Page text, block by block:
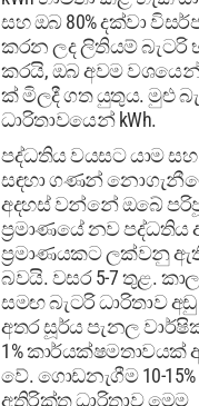
සහ ඔබ 80% දක්වා
කරන ලද ලිතියම් බැටරි
කරයි, ඔබ අවම වශයෙන්
ක් මිලදී ගත යුතුය. මුළු
ධාරිතාවයෙන් kWh.
පද්ධතිය වයසට යාම
සඳහා ගණන්
අදහස් වන්නේ ඔබේ
ප්‍රමාණයේ නව පද්ධතිය
ප්‍රමාණයකට ලක්වනු
බවයි. වසර 5-7 තුළ.
සමඟ බැටරි ධාරිතාව
අතර සූර්ය පැනල
1% කාර්යක්ෂමතාවයක්
වේ. ගොඩනැගීම 10-15%
අතිරික්ත ධාරිතාව මෙම